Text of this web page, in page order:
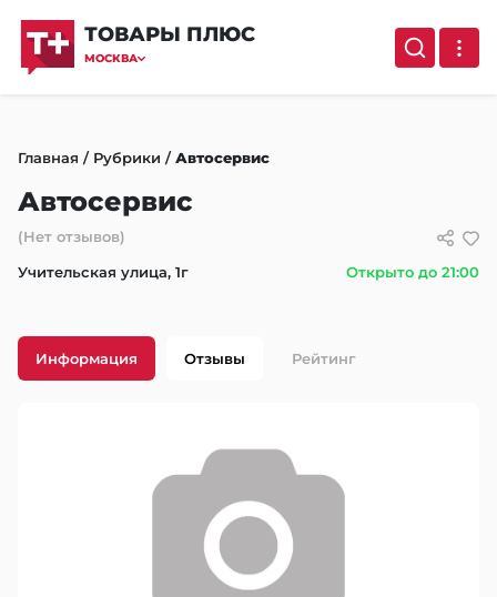
ТОВАРЫ ПЛЮС
МОСКВА
Главная / Рубрики /Автосервис
Автосервис
(Нет отзывов)
Учительская улица, 1г
Открыто до 21:00
Информация Отзывы Рейтинг